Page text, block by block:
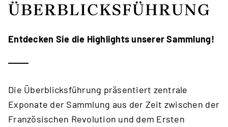
ÜBERBLICKSFÜHRUNG
Entdecken Sie die Highlights unserer Sammlung!
Die Überblicksführung präsentiert zentrale
Exponate der Sammlung aus der Zeit zwischen der
Französischen Revolution und dem Ersten